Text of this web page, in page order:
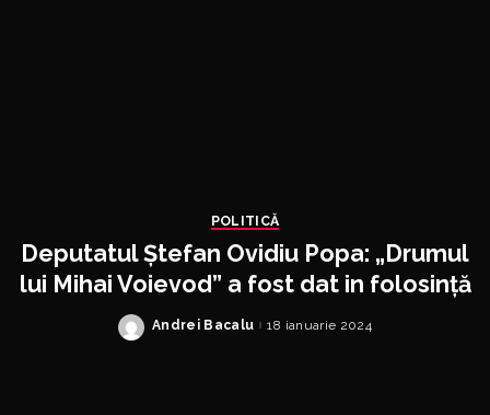
POLITICĂ
Deputatul Ștefan Ovidiu Popa: „Drumul
lui Mihai Voievod” a fost dat in folosință
Posted
Andrei Bacalu 18 ianuarie 2024